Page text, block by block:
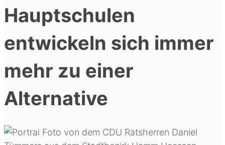
Hauptschulen
entwickeln sich immer
mehr zu einer
Alternative